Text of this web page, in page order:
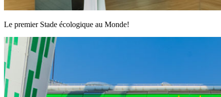
Le premier Stade écologique au Monde!